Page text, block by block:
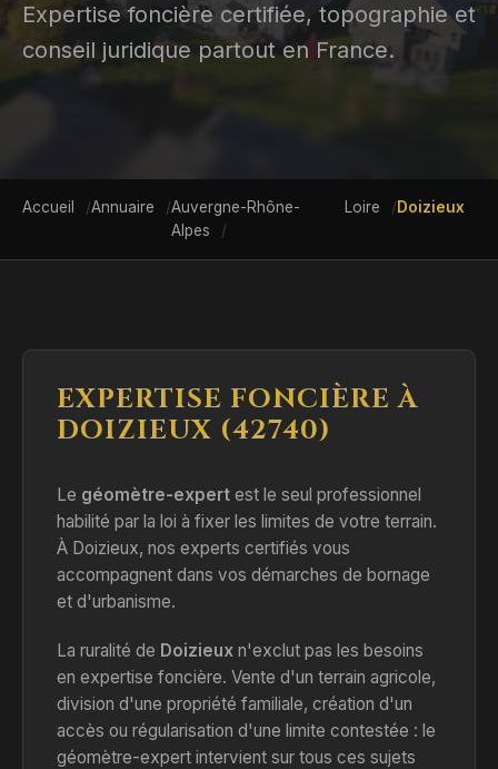
Expertise foncière certifiée, topographie et
conseil juridique partout en France.
Accueil Annuaire
Auvergne-Rhône-
Alpes
Loire Doizieux
EXPERTISE FONCIÈRE À
DOIZIEUX (42740)
Le géomètre-expert est le seul professionnel
habilité par la loi à fixer les limites de votre terrain.
À Doizieux, nos experts certifiés vous
accompagnent dans vos démarches de bornage
et d'urbanisme.
La ruralité de Doizieux n'exclut pas les besoins
en expertise foncière. Vente d'un terrain agricole,
division d'une propriété familiale, création d'un
accès ou régularisation d'une limite contestée : le
géomètre-expert intervient sur tous ces sujets